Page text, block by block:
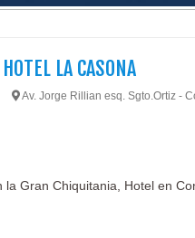
HOTEL LA CASONA
Av. Jorge Rillian esq. Sgto.Ortiz -
Gran Chiquitania, Hotel en